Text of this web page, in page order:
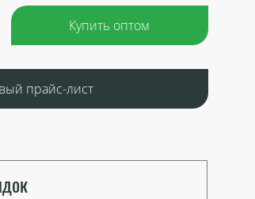
Купить оптом
прайс-лист